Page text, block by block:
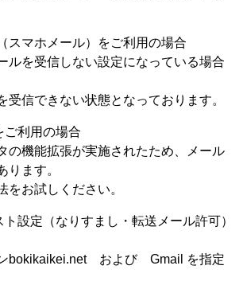
スマホメール）をご利用の場合
ルを受信しない設定になっている場合
受信できない状態となっております。
利用の場合
の機能拡張が実施されたため、メール
ります。
をお試しください。
ト設定（なりすまし・転送メール許可）
および Gmail を指定